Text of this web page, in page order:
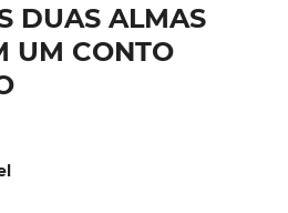
DUAS ALMAS
UM CONTO